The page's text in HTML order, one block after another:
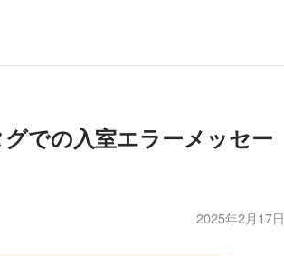
での入室エラーメッセー
2025年2月17日